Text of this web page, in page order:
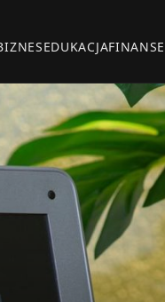
EDUKACJAFINANSE